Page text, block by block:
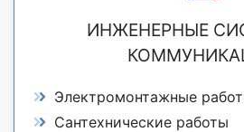
ИНЖЕНЕРНЫЕ
Электромонтажные
Сантехнические работы